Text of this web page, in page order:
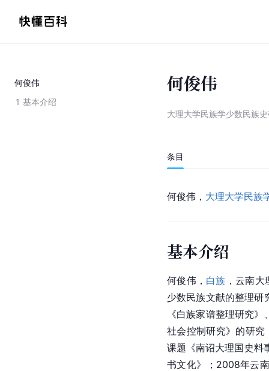
何俊伟
1 基本介绍
何俊伟
大理大学民族学少数民族
条目
何俊伟， 大理大学民族
基本介绍
何俊伟， 白族 ，云南
少数民族文献的整理研
《白族家谱整理研究》
社会控制研究》的研
课题《南诏大理国 史料
书文化》；2008年云